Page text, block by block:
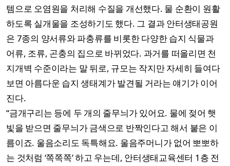
템으로 오염원을 처리해 수질을 개선했다. 물 순환이 원활
하도록 실개울을 조성하기도 했다. 그 결과 안터생태공원
은 7종의 양서류와 파충류를 비롯한 다양한 습지 식물과
어류, 조류, 곤충의 집으로 바뀌었다. 과거를 떠올리면 천
지개벽 수준이라는 말 뒤로, 규모는 작지만 자세히 들여다
보면 아름다운 습지 생태계가 발견될 거라는 얘기가 이어
진다.
“금개구리는 등에 두 개의 줄무늬가 있어요. 물에 젖어 햇
빛을 받으면 줄무늬가 금색으로 반짝인다고 해서 붙은 이
름이죠. 울음소리도 독특해요. 울음주머니가 없어 뽀뽀하
는 것처럼 ‘쪽쪽쪽’ 하고 우는데, 안터생태교육센터 1층 전